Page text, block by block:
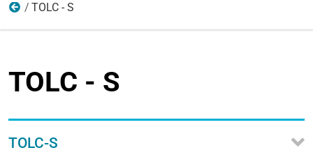
Accesso e immatricolazione
TOLC - S
TOLC - S
TOLC-S